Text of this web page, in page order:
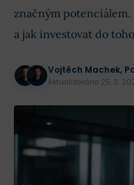
značným
a jak investovat do
Vojtěch Machek,
Aktualizováno 25. 3.